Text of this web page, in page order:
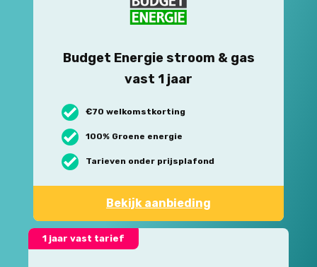
Budget Energie stroom & gas
vast 1 jaar
€70 welkomstkorting
100% Groene energie
Tarieven onder prijsplafond
Bekijk aanbieding
1 jaar vast tarief